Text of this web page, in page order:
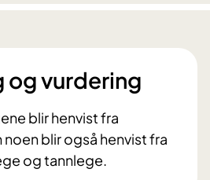
og vurdering
blir henvist fra
blir også henvist fra
og tannlege.